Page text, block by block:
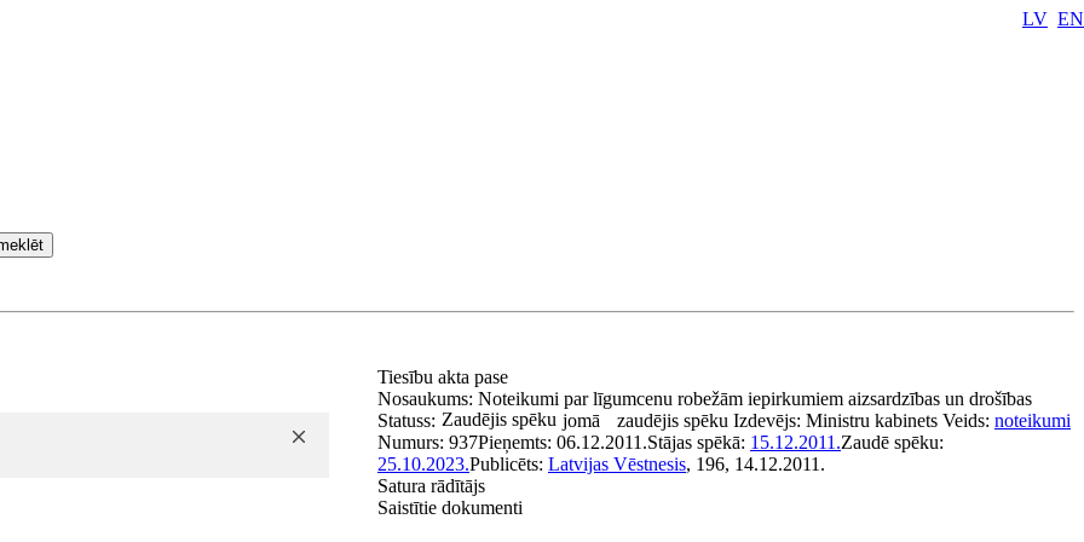
LV EN
Tiesību akta pase
Nosaukums: Noteikumi par līgumcenu robežām iepirkumiem aizsardzības un drošības
jomā
Statuss: Zaudējis spēku zaudējis spēku Izdevējs: Ministru kabinets Veids: noteikumi
Numurs: 937Pieņemts: 06.12.2011.Stājas spēkā: 15.12.2011.Zaudē spēku:
25.10.2023.Publicēts: Latvijas Vēstnesis, 196, 14.12.2011.
Satura rādītājs
Saistītie dokumenti